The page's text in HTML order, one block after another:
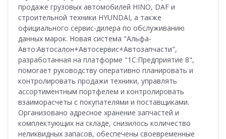
продаже грузовых автомобилей HINO, DAF и
строительной техники HYUNDAI, а также
официального сервис-дилера по обслуживанию
данных марок. Новая система "Альфа-
Авто:Автосалон+Автосервис+Автозапчасти",
разработанная на платформе "1С:Предприятие 8",
помогает руководству оперативно планировать и
контролировать продажи техники, управлять
ассортиментным портфелем и контролировать
взаиморасчеты с покупателями и поставщиками.
Организовано адресное хранение запчастей и
комплектующих на складе, снизилось количество
неликвидных запасов, обеспечены своевременные